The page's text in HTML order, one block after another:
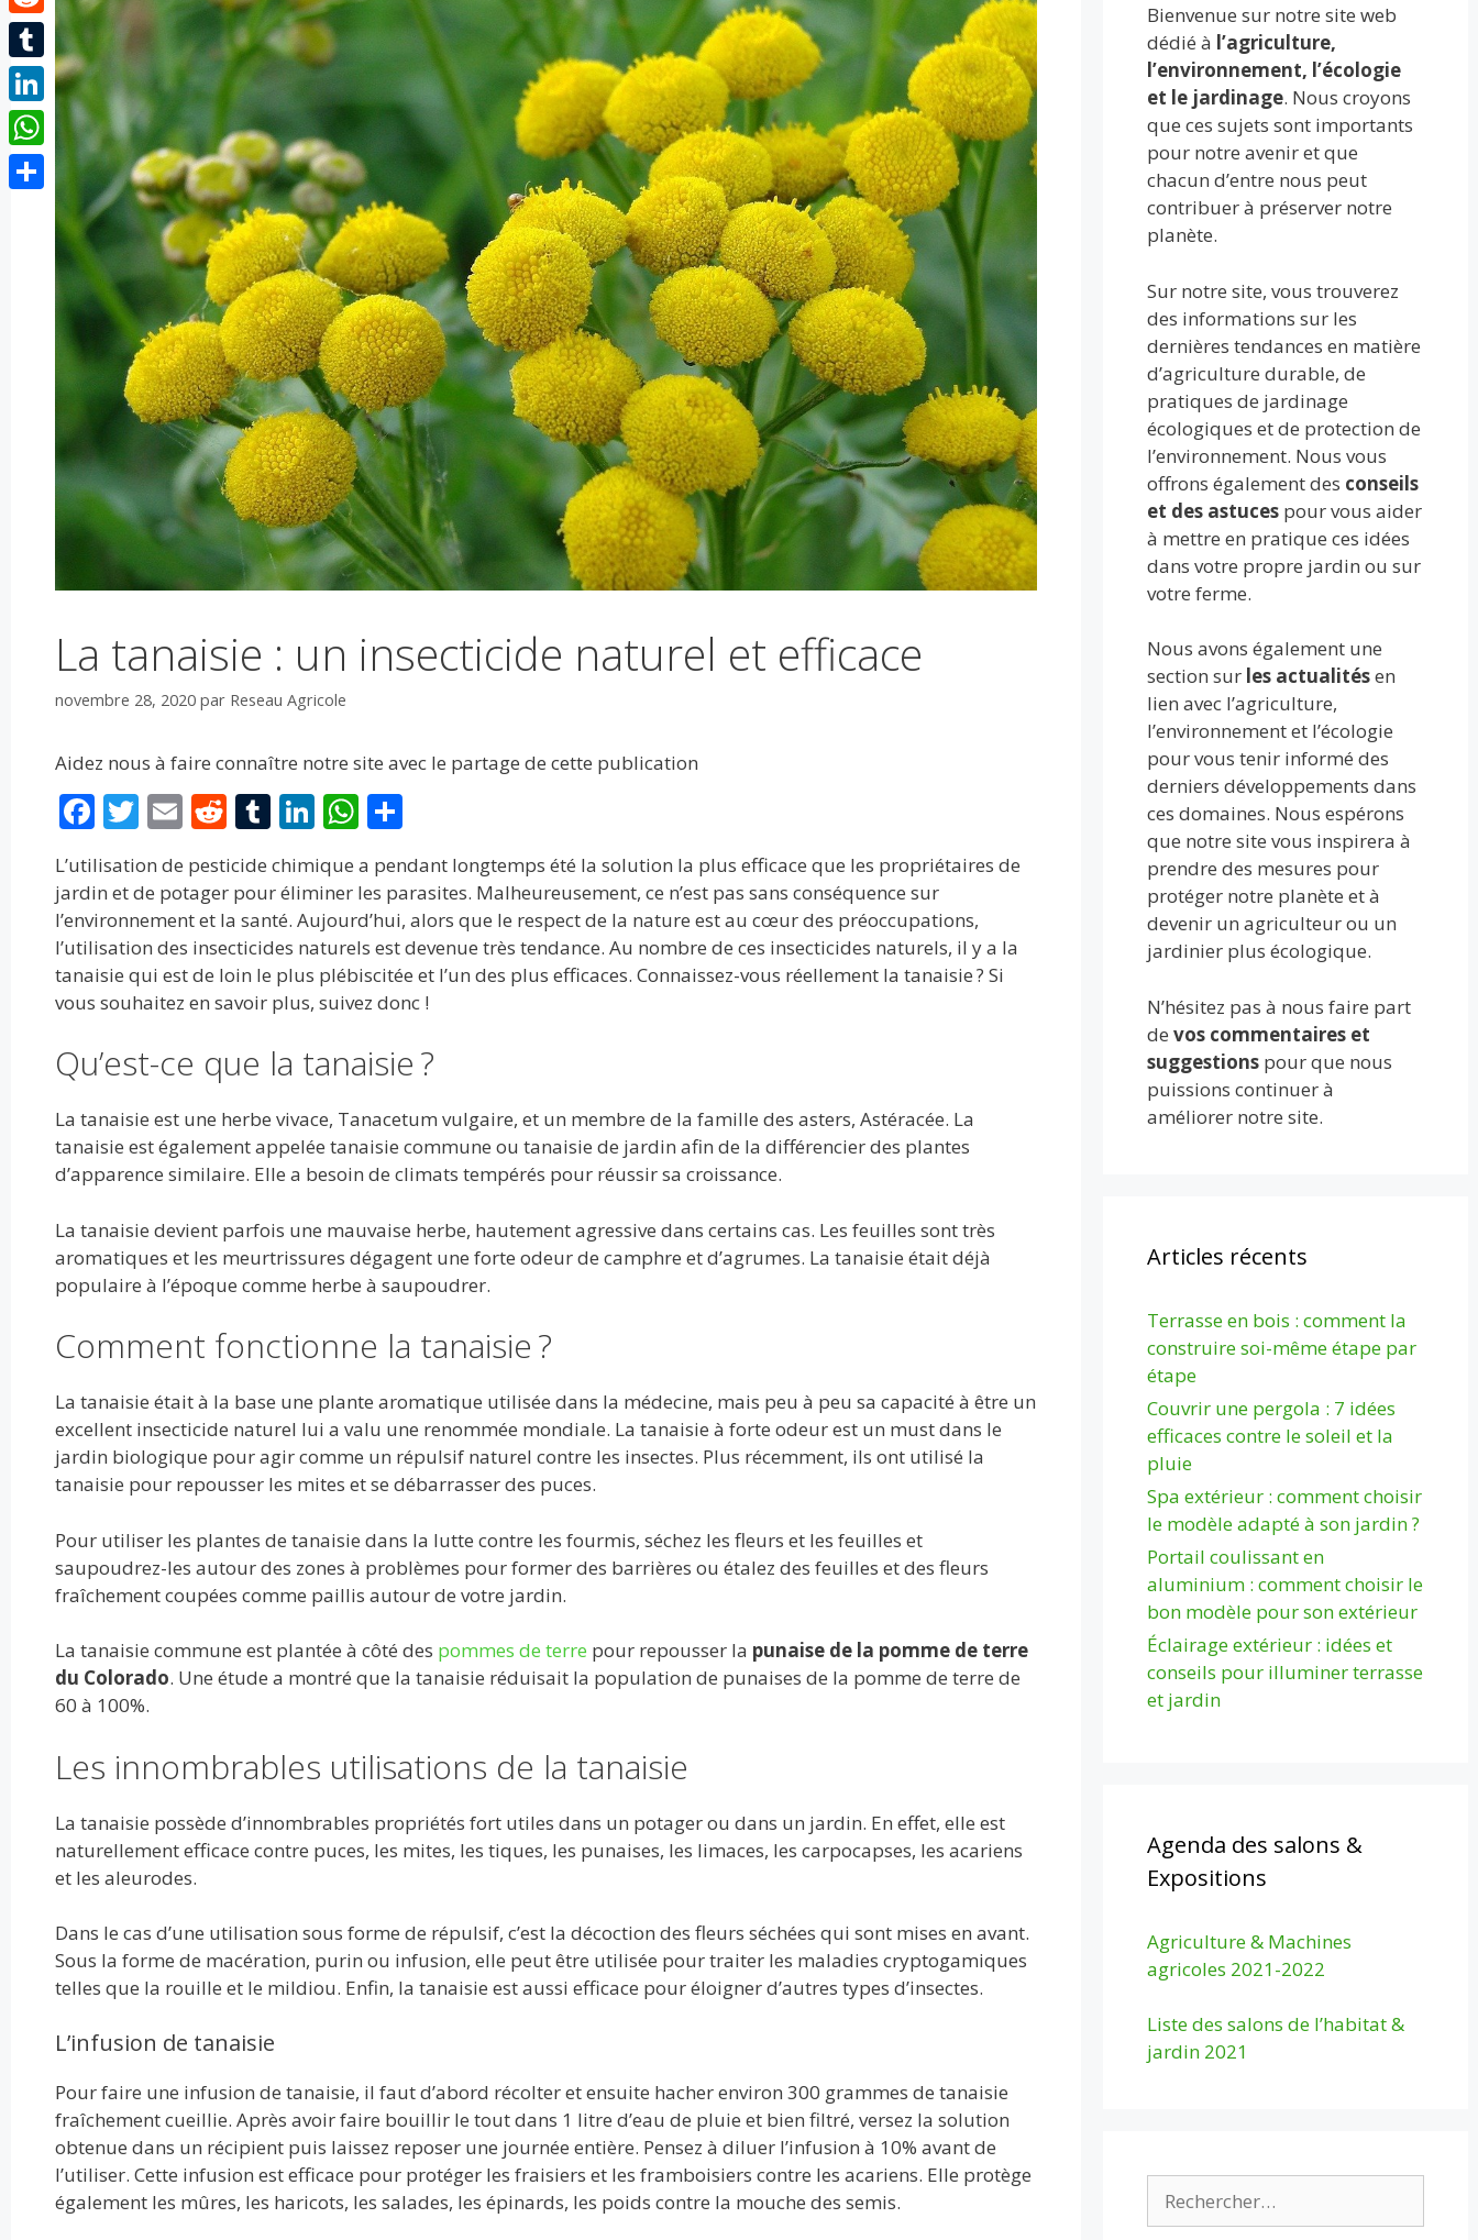
La tanaisie : un insecticide naturel et efficace
novembre 28, 2020 par Reseau Agricole
Aidez nous à faire connaître notre site avec le partage de cette publication
F
ac
e
b
o
o
k
T
itt
er
E
ai
l
R
e
d
di
t
T
u
m
bl
r
Li
n
k
e
dI
n
W
at
s
A
p
p
P
ar
ta
g
er
L’utilisation de pesticide chimique a pendant longtemps été la solution la plus efficace que les propriétaires de
jardin et de potager pour éliminer les parasites. Malheureusement, ce n’est pas sans conséquence sur
l’environnement et la santé. Aujourd’hui, alors que le respect de la nature est au cœur des préoccupations,
l’utilisation des insecticides naturels est devenue très tendance. Au nombre de ces insecticides naturels, il y a la
tanaisie qui est de loin le plus plébiscitée et l’un des plus efficaces. Connaissez-vous réellement la tanaisie ? Si
vous souhaitez en savoir plus, suivez donc !
Qu’est-ce que la tanaisie ?
La tanaisie est une herbe vivace, Tanacetum vulgaire, et un membre de la famille des asters, Astéracée. La
tanaisie est également appelée tanaisie commune ou tanaisie de jardin afin de la différencier des plantes
d’apparence similaire. Elle a besoin de climats tempérés pour réussir sa croissance.
La tanaisie devient parfois une mauvaise herbe, hautement agressive dans certains cas. Les feuilles sont très
aromatiques et les meurtrissures dégagent une forte odeur de camphre et d’agrumes. La tanaisie était déjà
populaire à l’époque comme herbe à saupoudrer.
Comment fonctionne la tanaisie ?
La tanaisie était à la base une plante aromatique utilisée dans la médecine, mais peu à peu sa capacité à être un
excellent insecticide naturel lui a valu une renommée mondiale. La tanaisie à forte odeur est un must dans le
jardin biologique pour agir comme un répulsif naturel contre les insectes. Plus récemment, ils ont utilisé la
tanaisie pour repousser les mites et se débarrasser des puces.
Pour utiliser les plantes de tanaisie dans la lutte contre les fourmis, séchez les fleurs et les feuilles et
saupoudrez-les autour des zones à problèmes pour former des barrières ou étalez des feuilles et des fleurs
fraîchement coupées comme paillis autour de votre jardin.
La tanaisie commune est plantée à côté des pommes de terre pour repousser la punaise de la pomme de terre
du Colorado. Une étude a montré que la tanaisie réduisait la population de punaises de la pomme de terre de
60 à 100%.
Les innombrables utilisations de la tanaisie
La tanaisie possède d’innombrables propriétés fort utiles dans un potager ou dans un jardin. En effet, elle est
naturellement efficace contre puces, les mites, les tiques, les punaises, les limaces, les carpocapses, les acariens
et les aleurodes.
Dans le cas d’une utilisation sous forme de répulsif, c’est la décoction des fleurs séchées qui sont mises en avant.
Sous la forme de macération, purin ou infusion, elle peut être utilisée pour traiter les maladies cryptogamiques
telles que la rouille et le mildiou. Enfin, la tanaisie est aussi efficace pour éloigner d’autres types d’insectes.
L’infusion de tanaisie
Pour faire une infusion de tanaisie, il faut d’abord récolter et ensuite hacher environ 300 grammes de tanaisie
fraîchement cueillie. Après avoir faire bouillir le tout dans 1 litre d’eau de pluie et bien filtré, versez la solution
obtenue dans un récipient puis laissez reposer une journée entière. Pensez à diluer l’infusion à 10% avant de
l’utiliser. Cette infusion est efficace pour protéger les fraisiers et les framboisiers contre les acariens. Elle protège
également les mûres, les haricots, les salades, les épinards, les poids contre la mouche des semis.
Bienvenue sur notre site web
dédié à l’agriculture,
l’environnement, l’écologie
et le jardinage. Nous croyons
que ces sujets sont importants
pour notre avenir et que
chacun d’entre nous peut
contribuer à préserver notre
planète.
Sur notre site, vous trouverez
des informations sur les
dernières tendances en matière
d’agriculture durable, de
pratiques de jardinage
écologiques et de protection de
l’environnement. Nous vous
offrons également des conseils
et des astuces pour vous aider
à mettre en pratique ces idées
dans votre propre jardin ou sur
votre ferme.
Nous avons également une
section sur les actualitésen
lien avec l’agriculture,
l’environnement et l’écologie
pour vous tenir informé des
derniers développements dans
ces domaines. Nous espérons
que notre site vous inspirera à
prendre des mesures pour
protéger notre planète et à
devenir un agriculteur ou un
jardinier plus écologique.
N’hésitez pas à nous faire part
devos commentaires et
suggestions pour que nous
puissions continuer à
améliorer notre site.
Articles récents
Terrasse en bois : comment la
construire soi-même étape par
étape
Couvrir une pergola : 7 idées
efficaces contre le soleil et la
pluie
Spa extérieur : comment choisir
le modèle adapté à son jardin ?
Portail coulissant en
aluminium : comment choisir le
bon modèle pour son extérieur
Éclairage extérieur : idées et
conseils pour illuminer terrasse
et jardin
Agenda des salons &
Expositions
Agriculture & Machines
agricoles 2021-2022
Liste des salons de l’habitat &
jardin 2021
Reddit
Tumblr
LinkedIn
WhatsApp